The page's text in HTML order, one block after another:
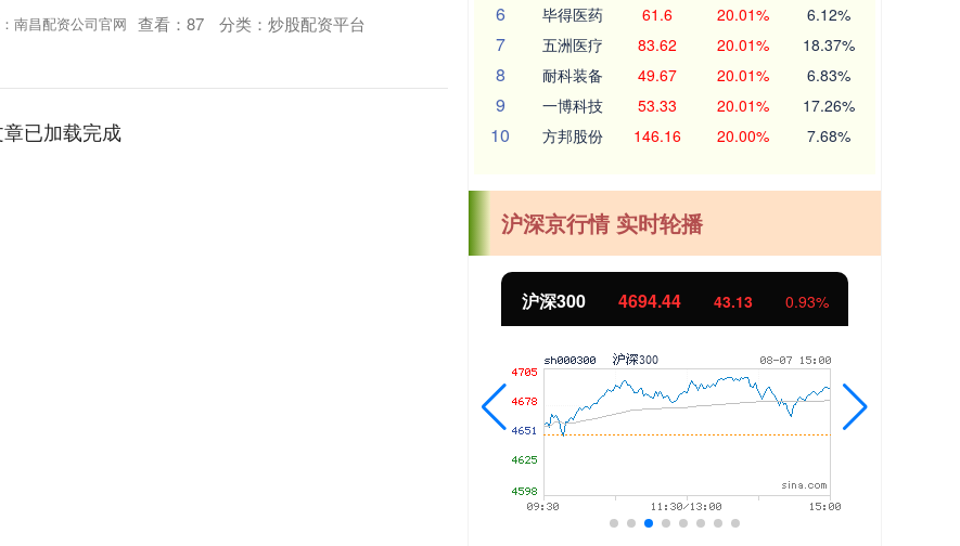
南昌配资公司官网 查看： 87 分类： 炒股配资平台
已加载完成
6 毕得医药 61.6 20.01% 6.12%
7 五洲医疗 83.62 20.01% 18.37%
8 耐科装备 49.67 20.01% 6.83%
9 一博科技 53.33 20.01% 17.26%
10 方邦股份 146.16 20.00% 7.68%
沪深京行情 实时轮播
北证50 1134.24 11.37 1.01%